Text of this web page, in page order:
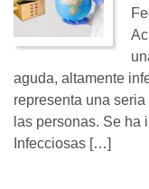
aguda, altamente
representa una
las personas. Se ha
Infecciosas […]